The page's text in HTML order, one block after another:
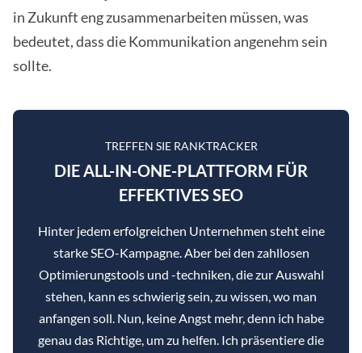
in Zukunft eng zusammenarbeiten müssen, was
bedeutet, dass die Kommunikation angenehm sein
sollte.
TREFFEN SIE RANKTRACKER
DIE ALL-IN-ONE-PLATTFORM FÜR
EFFEKTIVES SEO
Hinter jedem erfolgreichen Unternehmen steht eine
starke SEO-Kampagne. Aber bei den zahllosen
Optimierungstools und -techniken, die zur Auswahl
stehen, kann es schwierig sein, zu wissen, wo man
anfangen soll. Nun, keine Angst mehr, denn ich habe
genau das Richtige, um zu helfen. Ich präsentiere die